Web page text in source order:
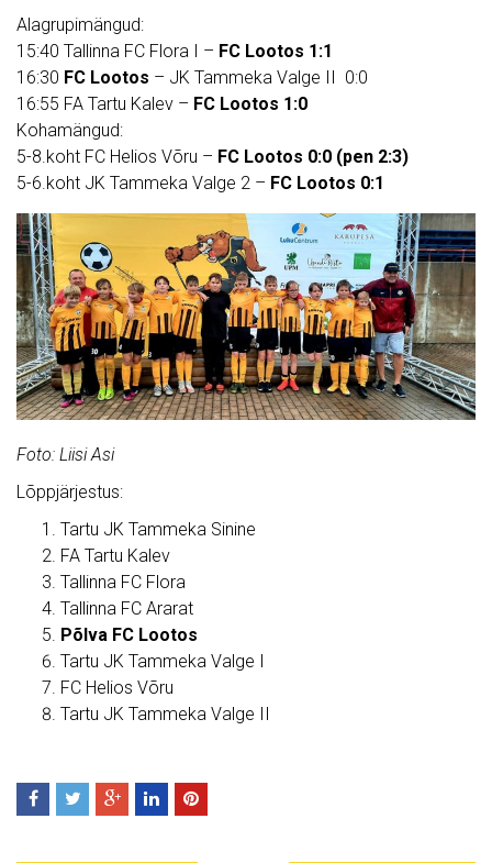
Alagrupimängud:
15:40 Tallinna FC Flora I – FC Lootos 1:1
16:30 FC Lootos – JK Tammeka Valge II 0:0
16:55 FA Tartu Kalev – FC Lootos 1:0
Kohamängud:
5-8.koht FC Helios Võru – FC Lootos 0:0 (pen 2:3)
5-6.koht JK Tammeka Valge 2 – FC Lootos 0:1
Foto: Liisi Asi
Lõppjärjestus:
Tartu JK Tammeka Sinine
FA Tartu Kalev
Tallinna FC Flora
Tallinna FC Ararat
Põlva FC Lootos
Tartu JK Tammeka Valge I
FC Helios Võru
Tartu JK Tammeka Valge II